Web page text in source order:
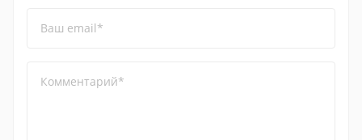
Ваш email*
Комментарий*